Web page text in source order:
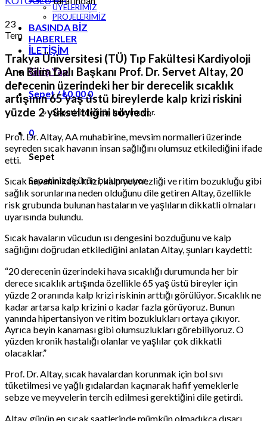
ÜYELERİMİZ
PROJELERİMİZ
BASINDA BİZ
HABERLER
İLETİŞİM
Giriş Yap
Sepet /₺0,000
Sepetinizde ürün bulunmuyor.
0
Sepet
Sepetinizde ürün bulunmuyor.
23
Tem
Trakya Üniversitesi (TÜ) Tıp Fakültesi Kardiyoloji
Ana Bilim Dalı Başkanı Prof. Dr. Servet Altay, 20
derecenin üzerindeki her bir derecelik sıcaklık
artışının 65 yaş üstü bireylerde kalp krizi riskini
yüzde 2 yükselttiğini söyledi.
Prof. Dr. Altay, AA muhabirine, mevsim normalleri üzerinde
seyreden sıcak havanın insan sağlığını olumsuz etkilediğini ifade
etti.
Sıcak havanın kalp krizi, kalp yetmezliği ve ritim bozukluğu gibi
sağlık sorunlarına neden olduğunu dile getiren Altay, özellikle
risk grubunda bulunan hastaların ve yaşlıların dikkatli olmaları
uyarısında bulundu.
Sıcak havaların vücudun ısı dengesini bozduğunu ve kalp
sağlığını doğrudan etkilediğini anlatan Altay, şunları kaydetti:
“20 derecenin üzerindeki hava sıcaklığı durumunda her bir
derece sıcaklık artışında özellikle 65 yaş üstü bireyler için
yüzde 2 oranında kalp krizi riskinin arttığı görülüyor. Sıcaklık ne
kadar artarsa kalp krizini o kadar fazla görüyoruz. Bunun
yanında hipertansiyon ve ritim bozuklukları ortaya çıkıyor.
Ayrıca beyin kanaması gibi olumsuzlukları görebiliyoruz. O
yüzden kronik hastalığı olanlar ve yaşlılar çok dikkatli
olacaklar.”
Prof. Dr. Altay, sıcak havalardan korunmak için bol sıvı
tüketilmesi ve yağlı gıdalardan kaçınarak hafif yemeklerle
sebze ve meyvelerin tercih edilmesi gerektiğini dile getirdi.
Altay, günün en sıcak saatlerinde mümkün olmadıkça dışarı